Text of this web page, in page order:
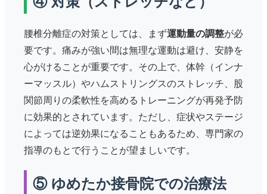
腰椎分離症の対策としては、まず運動量の調整が必
要です。痛みが強い間は無理な運動は避け、安静を
心がけることが重要です。その上で、体幹（インナ
ーマッスル）やハムストリングスのストレッチ、股
関節周りの柔軟性を高めるトレーニングが再発予防
に効果的とされています。ただし、症状やステージ
によっては逆効果になることもあるため、専門家の
指導のもとで行うことが望ましいです。
⑤ ゆめたか接骨院での治療法